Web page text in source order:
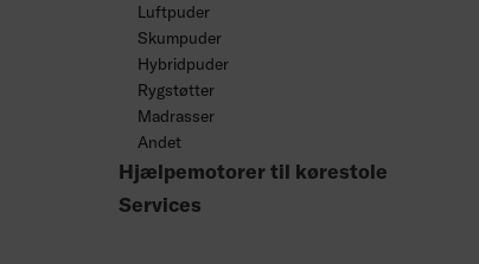
Luftpuder
Skumpuder
Hybridpuder
Rygstøtter
Madrasser
Andet
Hjælpemotorer til kørestole
Services